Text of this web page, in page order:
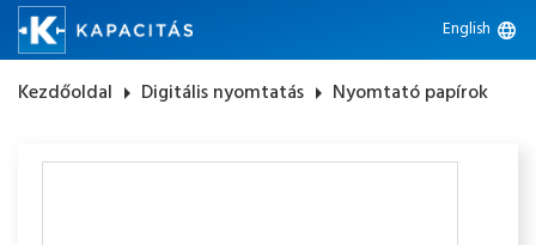
English language
Kezdőoldal arrow_right Digitális nyomtatás arrow_right Nyomtató papírok